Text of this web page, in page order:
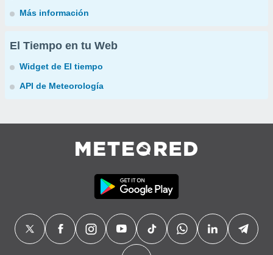
Más información
El Tiempo en tu Web
Widget de El tiempo
API de Meteorología